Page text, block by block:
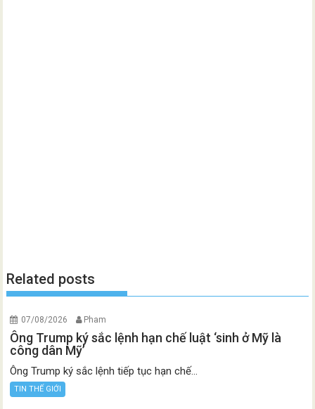
Related posts
07/08/2026 Pham
Ông Trump ký sắc lệnh hạn chế luật ‘sinh ở Mỹ là
công dân Mỹ’
Ông Trump ký sắc lệnh tiếp tục hạn chế...
TIN THẾ GIỚI